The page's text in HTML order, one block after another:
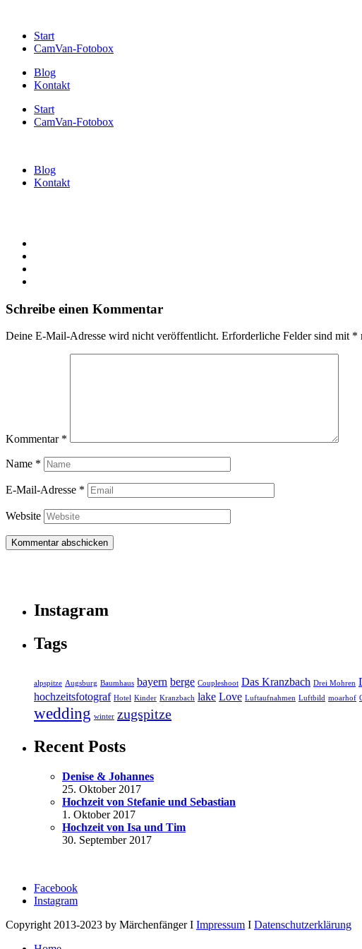
Start
CamVan-Fotobox
Blog
Kontakt
Start
CamVan-Fotobox
Blog
Kontakt
Schreibe einen Kommentar
Deine E-Mail-Adresse wird nicht veröffentlicht. Erforderliche Felder sind mit *
Kommentar *
Name *
E-Mail-Adresse *
Website
Instagram
Tags
alpspitze Augsburg Baumhaus bayern berge Coupleshoot Das Kranzbach Drei Mohren
hochzeitsfotograf Hotel Kinder Kranzbach lake Love Luftaufnahmen Luftbild moarhof
wedding winter zugspitze
Recent Posts
Denise & Johannes
25. Oktober 2017
Hochzeit von Stefanie und Sebastian
1. Oktober 2017
Hochzeit von Isa und Tim
30. September 2017
Facebook
Instagram
Copyright 2013-2023 by Märchenfänger I Impressum I Datenschutzerklärung